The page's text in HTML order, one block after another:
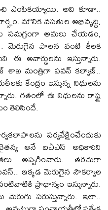
ఎంపిక‌య్యాయి. అవి కూడా..
మౌలిక వ‌స‌తుల అభివృద్ధి,
స‌మ‌గ్రంగా అమ‌లు చేయ‌డం,
మెరుగైన పాల‌న వంటి కీల‌క
అవార్డుల‌ను ఇస్తున్నారు.
మంత్రిగా ప‌వ‌న్ క‌ల్యాణ్‌..
కేంద్రం ఇస్తున్న నిధుల‌ను
గ‌తంలో ఈ నిధుల‌ను రాష్ట్ర
తెలిసిందే.
పర్య‌వేక్షించేందుకు
చైత‌న్య అనే ఐఏఎస్ అధికారిని
అప్ప‌గించారు. త‌ర‌చుగా
ఇక్క‌డ మెరుగైన సౌక‌ర్యాల
ప్రాధాన్యం ఇస్తున్నారు.
ప‌రుస్తున్నారు. ఇలా..